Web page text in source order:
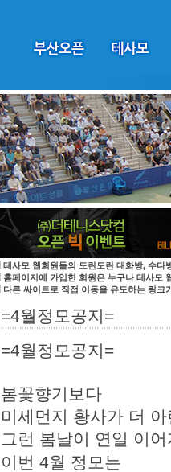
사모 웹회원들의 도란도란 대화방, 수다
페이지에 가입한 회원은 누구나 테사모
른 싸이트로 직접 이동을 유도하는 링크
=4월정모공지=
=4월정모공지=
봄꽃향기보다
미세먼지 황사가 더 아
그런 봄날이 연일 이
이번 4월 정모는